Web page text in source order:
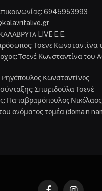
6945953993
LIVE E.E.
Τσενέ Κωνσταντίνα
Τσενέ Κωνσταντίνα του
Ρηγόπουλος Κωνσταντίνος
Σπυριδούλα Τσενέ
Παπαβραμόπουλος Νικόλαος
ονόματος τομέα (domain